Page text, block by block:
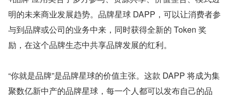
明的未来商业发展趋势。品牌星球 DAPP，可以让消费者参
与到品牌或公司的业务中来，同时获得全新的 Token 奖
励，在这个品牌生态中共享品牌发展的红利。
“你就是品牌”是品牌星球的价值主张。这款 DAPP 将成为集
聚数亿新中产的品牌星球，每一个人都可以发布自己的品